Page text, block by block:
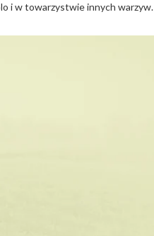
i w towarzystwie innych warzyw.